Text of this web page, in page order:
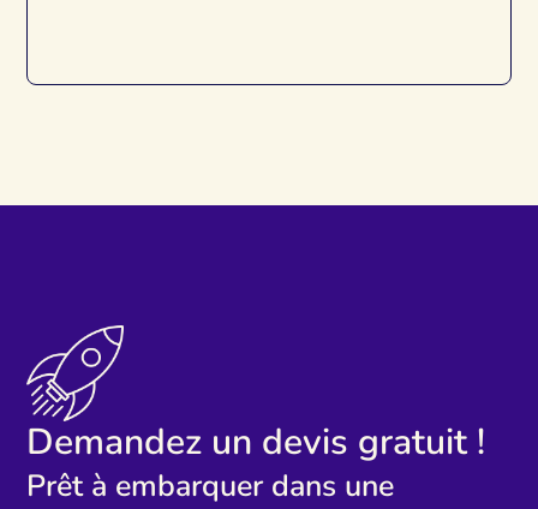
Demandez un devis gratuit !
Prêt à embarquer dans une